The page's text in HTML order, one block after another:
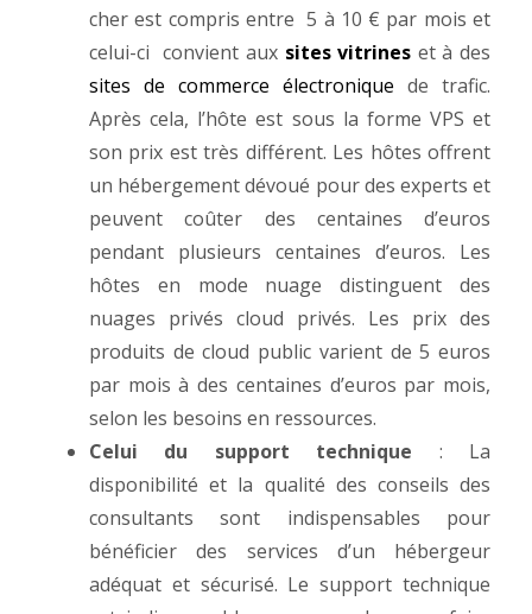
cher est compris entre 5 à 10 € par mois et
celui-ci convient aux sites vitrines et à des
sites de commerce électronique de trafic.
Après cela, l’hôte est sous la forme VPS et
son prix est très différent. Les hôtes offrent
un hébergement dévoué pour des experts et
peuvent coûter des centaines d’euros
pendant plusieurs centaines d’euros. Les
hôtes en mode nuage distinguent des
nuages ​​privés cloud privés. Les prix des
produits de cloud public varient de 5 euros
par mois à des centaines d’euros par mois,
selon les besoins en ressources.
Celui du support technique : La
disponibilité et la qualité des conseils des
consultants sont indispensables pour
bénéficier des services d’un hébergeur
adéquat et sécurisé. Le support technique